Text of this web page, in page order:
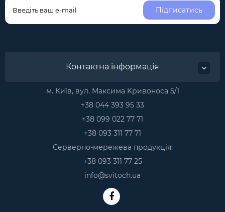
Підписатись
Контактна інформація
м. Київ, вул. Максима Kривоноса 5/1
+38 044 393 95 33
+38 099 022 77 71
+38 093 311 77 71
Серверно-мережева продукція:
+38 093 311 77 25
info@svitoch.ua